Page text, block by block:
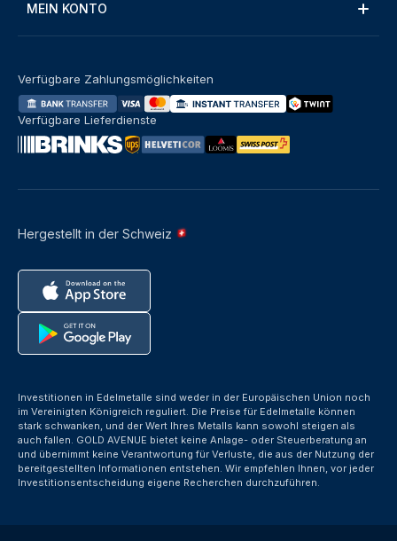
MEIN KONTO
Hergestellt in der Schweiz
Verfügbare Zahlungsmöglichkeiten
Verfügbare Lieferdienste
Investitionen in Edelmetalle sind weder in der Europäischen Union noch
im Vereinigten Königreich reguliert. Die Preise für Edelmetalle können
stark schwanken, und der Wert Ihres Metalls kann sowohl steigen als
auch fallen. GOLD AVENUE bietet keine Anlage- oder Steuerberatung an
und übernimmt keine Verantwortung für Verluste, die aus der Nutzung der
bereitgestellten Informationen entstehen. Wir empfehlen Ihnen, vor jeder
Investitionsentscheidung eigene Recherchen durchzuführen.